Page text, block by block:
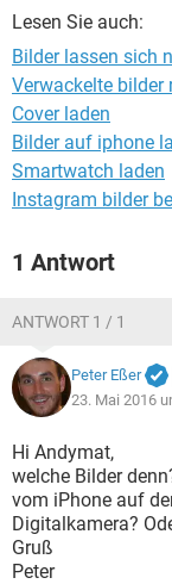
Lesen Sie auch:
Bilder lassen sich
Verwackelte bilder
Cover laden
Bilder auf iphone
Smartwatch laden
Instagram bilder
1 Antwort
ANTWORT 1 / 1
Peter Eßer
23. Mai 2016
Hi Andymat,
welche Bilder
vom iPhone auf
Digitalkamera?
Gruß
Peter